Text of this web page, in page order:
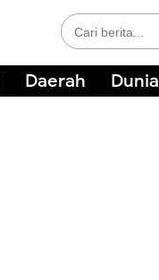
Daerah Dunia